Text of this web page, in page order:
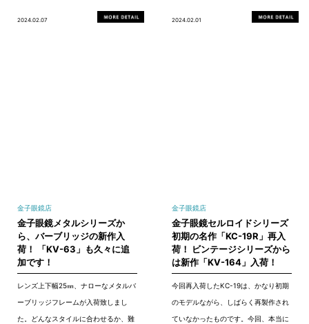
2024.02.07 2024.02.01
金子眼鏡店
金子眼鏡メタルシリーズか
ら、バーブリッジの新作入
荷！ 「KV-63」も久々に追
加です！
レンズ上下幅25㎜、ナローなメタルバ
ーブリッジフレームが入荷致しまし
た。どんなスタイルに合わせるか、難
金子眼鏡店
金子眼鏡セルロイドシリーズ
初期の名作「KC-19R」再入
荷！ ビンテージシリーズから
は新作「KV-164」入荷！
今回再入荷したKC-19は、かなり初期
のモデルながら、しばらく再製作され
ていなかったものです。今回、本当に